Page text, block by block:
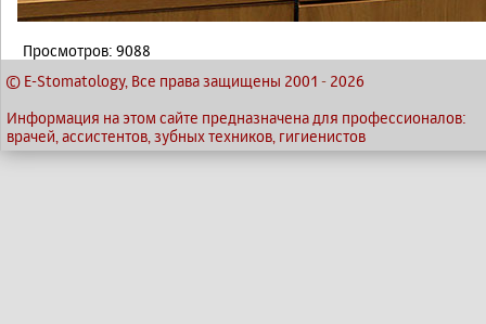
Просмотров: 9088
© E-Stomatology, Все права защищены 2001 - 2026
Информация на этом сайте предназначена для профессионалов:
врачей, ассистентов, зубных техников, гигиенистов